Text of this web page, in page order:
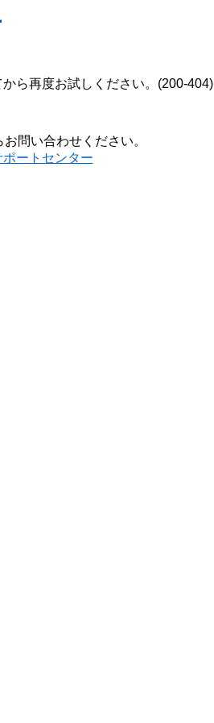
ら再度お試しください。(200-404)
問い合わせください。
ートセンター